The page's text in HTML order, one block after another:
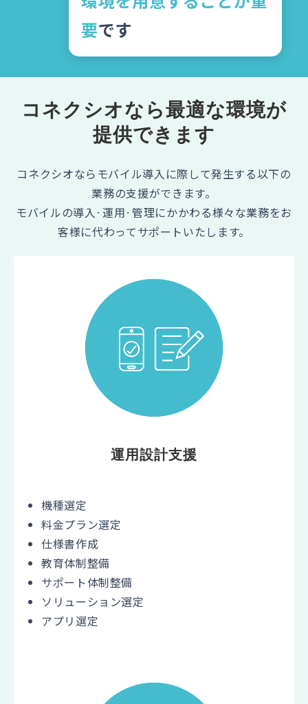
要です
コネクシオなら最適な環境が
提供できます
コネクシオならモバイル導入に際して発生する以下の
業務の支援ができます。
モバイルの導入·運用·管理にかかわる様々な業務をお
客様に代わってサポートいたします。
運用設計支援
機種選定
料金プラン選定
仕様書作成
教育体制整備
サポート体制整備
ソリューション選定
アプリ選定